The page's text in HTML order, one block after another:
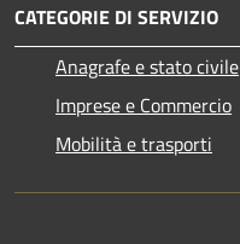
CATEGORIE DI SERVIZIO
Anagrafe e stato civile
Imprese e Commercio
Mobilità e trasporti